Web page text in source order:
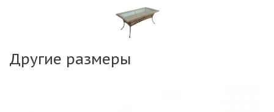
Другие размеры